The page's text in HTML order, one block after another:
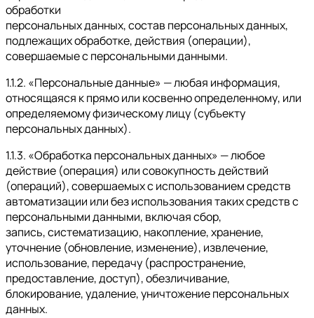
обработки
персональных данных, состав персональных данных,
подлежащих обработке, действия (операции),
совершаемые с персональными данными.
1.1.2. «Персональные данные» — любая информация,
относящаяся к прямо или косвенно определенному, или
определяемому физическому лицу (субъекту
персональных данных).
1.1.3. «Обработка персональных данных» — любое
действие (операция) или совокупность действий
(операций), совершаемых с использованием средств
автоматизации или без использования таких средств с
персональными данными, включая сбор,
запись, систематизацию, накопление, хранение,
уточнение (обновление, изменение), извлечение,
использование, передачу (распространение,
предоставление, доступ), обезличивание,
блокирование, удаление, уничтожение персональных
данных.